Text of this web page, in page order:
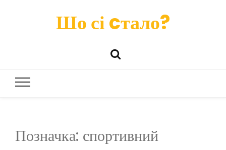
Шо сі cтало?
Позначка: спортивний